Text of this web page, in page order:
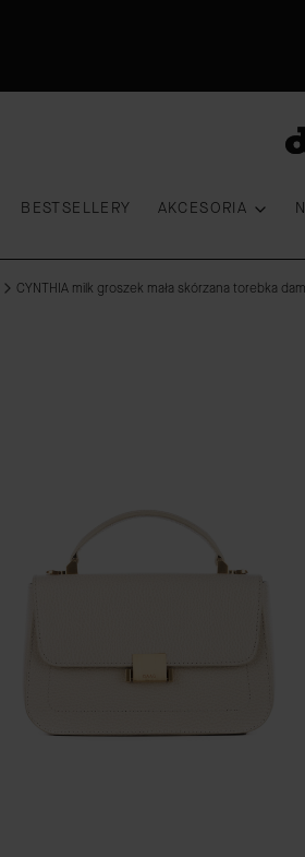
BESTSELLERY AKCESORIA
CYNTHIA milk groszek mała skórzana torebka